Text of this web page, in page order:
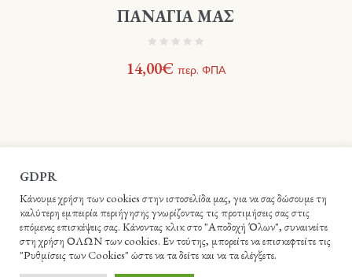
ΠΑΝΑΓΙΑ ΜΑΣ
14,00€ περ. ΦΠΑ
GDPR
Κάνουμε χρήση των cookies στην ιστοσελίδα μας, για να σας δώσουμε τη
καλύτερη εμπειρία περιήγησης γνωρίζοντας τις προτιμήσεις σας στις
επόμενες επισκέψεις σας. Κάνοντας κλικ στο "Αποδοχή Όλων", συναινείτε
στη χρήση ΟΛΩΝ των cookies. Εν τούτης, μπορείτε να επισκεφτείτε τις
"Ρυθμίσεις των Cookies" ώστε να τα δείτε και να τα ελέγξετε.